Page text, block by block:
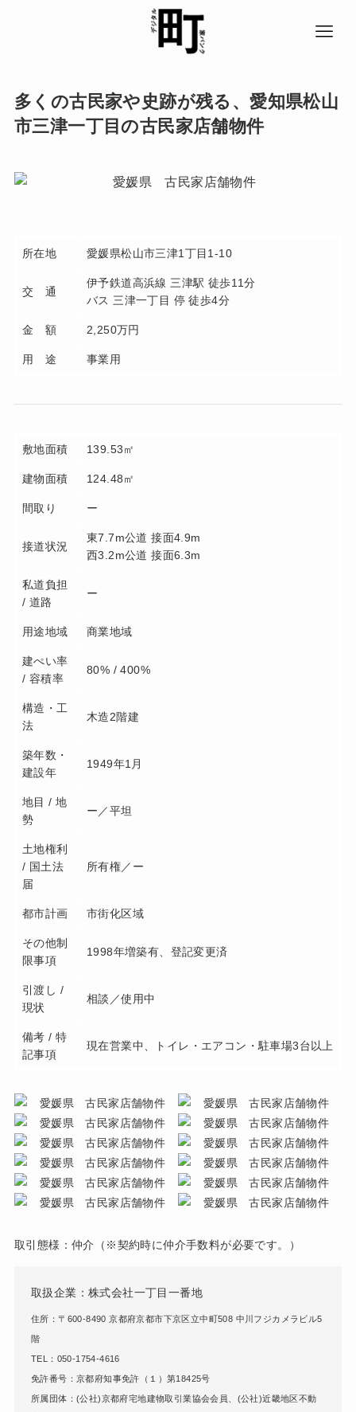
多くの古民家や史跡が残る、愛知県松山
市三津一丁目の古民家店舗物件
所在地 愛媛県松山市三津1丁目1-10
交 通
伊予鉄道高浜線 三津駅 徒歩11分
バス 三津一丁目 停 徒歩4分
金 額 2,250万円
用 途 事業用
敷地面積 139.53㎡
建物面積 124.48㎡
間取り ー
接道状況
東7.7m公道 接面4.9m
西3.2m公道 接面6.3m
私道負担
/ 道路
ー
用途地域 商業地域
建ぺい率
/ 容積率
80% / 400%
構造・工
法
木造2階建
築年数・
建設年
1949年1月
地目 / 地
勢
ー／平坦
土地権利
/ 国土法
届
所有権／ー
都市計画 市街化区域
その他制
限事項
1998年増築有、登記変更済
引渡し /
現状
相談／使用中
備考 / 特
記事項
現在営業中、トイレ・エアコン・駐車場3台以上
取引態様：仲介（※契約時に仲介手数料が必要です。）
取扱企業：株式会社一丁目一番地
住所：〒600-8490 京都府京都市下京区立中町508 中川フジカメラビル5
階
TEL：050-1754-4616
免許番号：京都府知事免許（１）第18425号
所属団体：(公社)京都府宅地建物取引業協会会員、(公社)近畿地区不動